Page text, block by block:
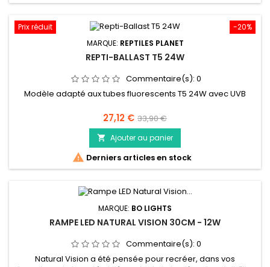
-20%
Prix réduit
MARQUE: REPTILES PLANET
REPTI-BALLAST T5 24W
Commentaire(s): 0
Modèle adapté aux tubes fluorescents T5 24W avec UVB
Prix
27,12 € Prix
de
base
33,90 €
 Ajouter au panier
 Derniers articles en stock
MARQUE: BO LIGHTS
RAMPE LED NATURAL VISION 30CM - 12W
Commentaire(s): 0
Natural Vision a été pensée pour recréer, dans vos